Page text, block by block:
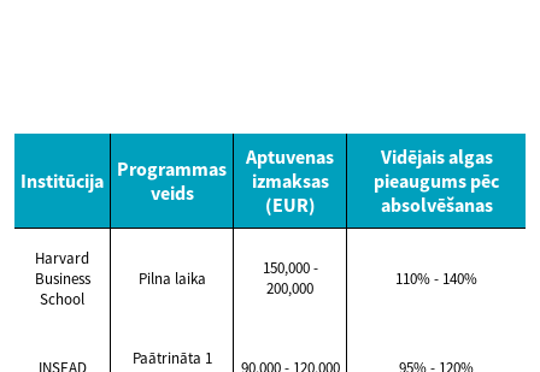
Institūcija Programmas
veids
Aptuvenas
izmaksas
(EUR)
Vidējais algas
pieaugums pēc
absolvēšanas
Harvard
Business
School
Pilna laika
150,000 -
200,000
110% - 140%
INSEAD
Paātrināta 1
90,000 - 120,000 95% - 120%